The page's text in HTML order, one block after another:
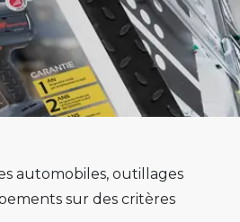
automobiles, outillages
sur des critères